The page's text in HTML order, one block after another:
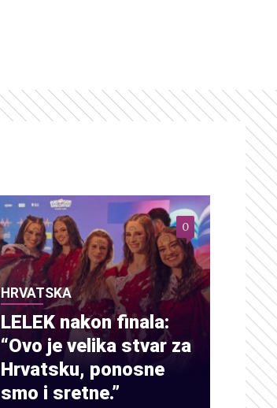
HRVATSKA
LELEK nakon finala:
“Ovo je velika stvar za
Hrvatsku, ponosne
smo i sretne.”
0